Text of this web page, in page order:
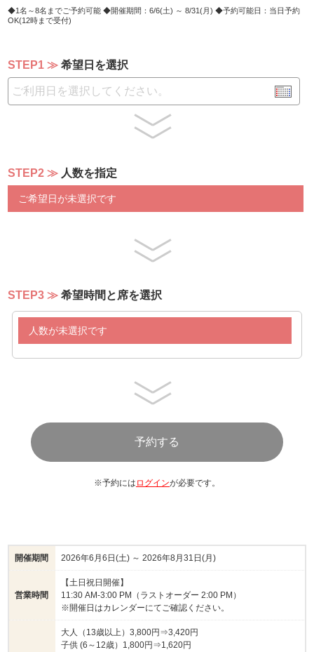
・トルティーヤ・ロール ”ピーンホイール”2種
・ピンチョス２種 タコスミートのパニプリとムール貝の
・鰹のポキ
・鶏レバーのムースのクロスティーニ ドライトマト添え
・コールスローのマリネ
・夏野菜のスパイシーマリネ
・フライドポテト
・チキンナゲット
・コーンスープ
・マスカットリップス（マスカットのケーキ）
・黒糖わらび餅
・トロピカルフルーツポンチ
・バケット、カンパーニュ、バターロール、胚芽ロールパ
※仕入れ状況・都合によりメニューが変更となる場合がご
1名～8名までご予約可能 開催期間：6/6(土) ～ 8/31(月)
予約可能日：当日予約
OK(12時まで受付)
STEP1 希望日を選択
STEP2 人数を指定
ご希望日が未選択です
STEP3 希望時間と席を選択
人数が未選択です
※予約には ログインが必要です。
開催期間 2026年6月6日(土) ～ 2026年8月31日(月)
営業時間
【土日祝日開催】
11:30 AM-3:00 PM（ラストオーダー 2:00 PM）
※開催日はカレンダーにてご確認ください。
大人（13歳以上）3,800円⇒3,420円
子供 (6～12歳）1,800円⇒1,620円